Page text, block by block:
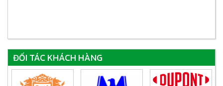
ĐỐI TÁC KHÁCH HÀNG